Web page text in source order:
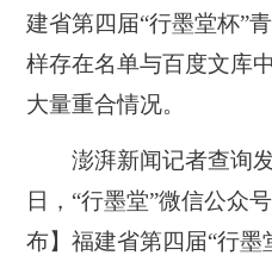
建省第四届“行墨堂杯”
样存在名单与百度文库
大量重合情况。
澎湃新闻记者查询发
日，“行墨堂”微信公众
布】福建省第四届“行墨